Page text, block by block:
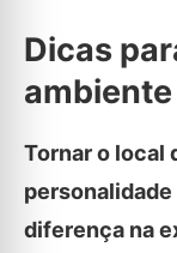
Dicas
Tornar o local
diferença na